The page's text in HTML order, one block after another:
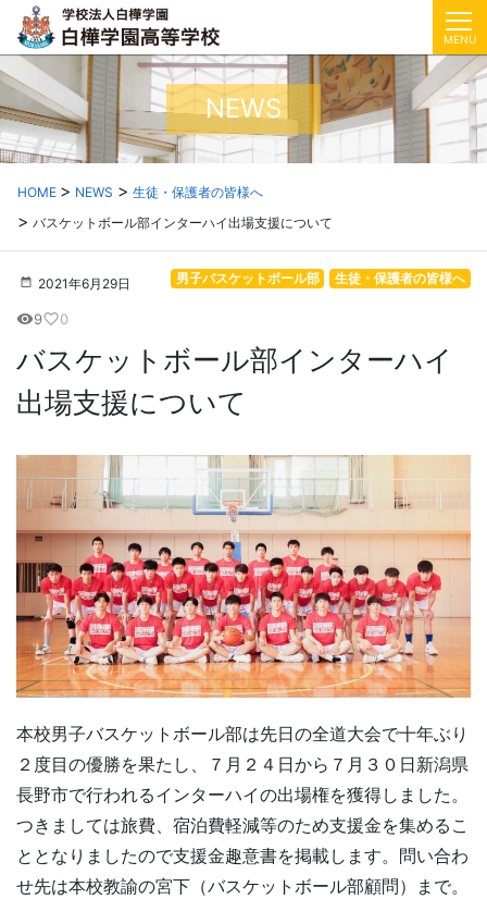
MENU
NEWS
HOME NEWS
生徒・保護者の皆様へ
バスケットボール部インターハイ出場支援について
2021年6月29日 生徒・保護者の皆様へ
男子バスケットボール部
visibility9favorite_border0
バスケットボール部インターハイ
出場支援について
本校男子バスケットボール部は先日の全道大会で十年ぶり
２度目の優勝を果たし、７月２４日から７月３０日新潟県
長野市で行われるインターハイの出場権を獲得しました。
つきましては旅費、宿泊費軽減等のため支援金を集めるこ
ととなりましたので支援金趣意書を掲載します。問い合わ
せ先は本校教諭の宮下（バスケットボール部顧問）まで。